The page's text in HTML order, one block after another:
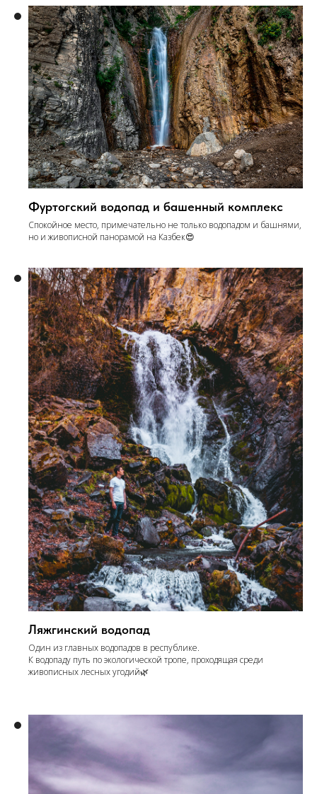
Фуртогский водопад и башенный комплекс
Спокойное место, примечательно не только водопадом и башнями,
но и живописной панорамой на Казбек😍
Ляжгинский водопад
Один из главных водопадов в республике.
К водопаду путь по экологической тропе, проходящая среди
живописных лесных угодий🌿